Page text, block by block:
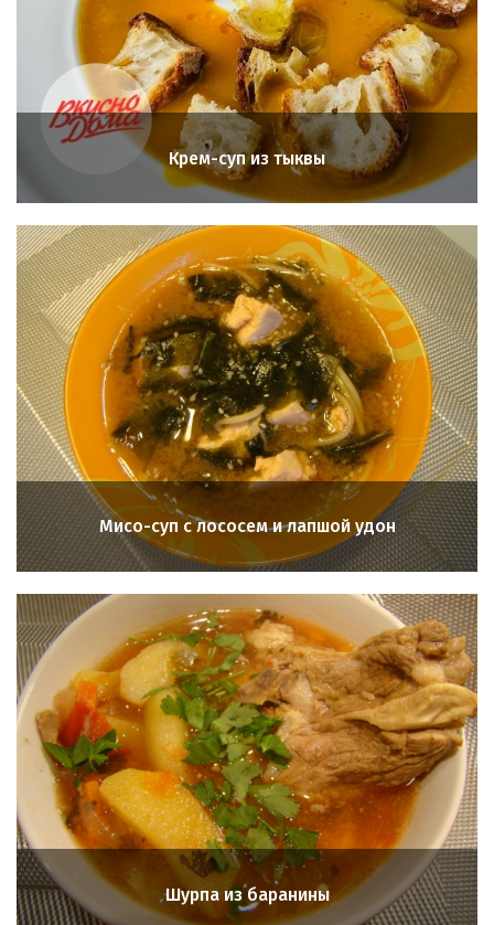
Крем-суп из тыквы
Мисо-суп с лососем и лапшой удон
Шурпа из баранины